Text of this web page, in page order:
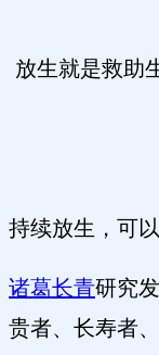
放生就是救助
持续放生，可
诸葛长青研究
贵者、长寿者